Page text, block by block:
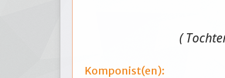
(
Komponist(en):